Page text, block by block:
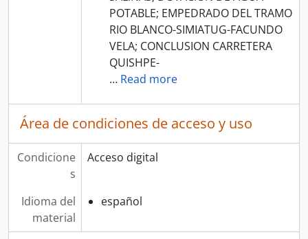
POTABLE; EMPEDRADO DEL TRAMO
RIO BLANCO-SIMIATUG-FACUNDO
VELA; CONCLUSION CARRETERA
QUISHPE-
… Read more
Área de condiciones de acceso y uso
Condicione
s
Acceso digital
Idioma del
material
español